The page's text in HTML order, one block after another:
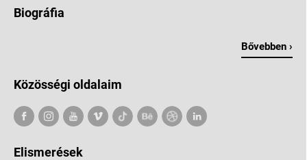
Biográfia
Bővebben ›
Közösségi oldalaim
Elismerések